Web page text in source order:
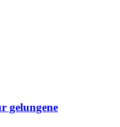
gelungene